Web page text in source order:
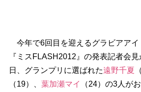
今年で6回目を迎えるグラビアアイ
『ミスFLASH2012』の発表記者会
日、グランプリに選ばれた遠野千夏
（19）、 葉加瀬マイ
（24）の3人が